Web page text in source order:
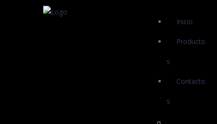
Inicio
Producto
s
Contacto
s